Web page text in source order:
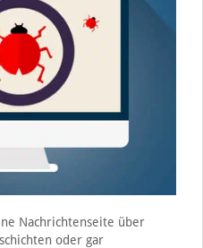
Nachrichtenseite über
oder gar